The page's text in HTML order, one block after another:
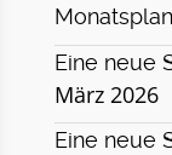
Monatsplan
Eine neue
März 2026
Eine neue